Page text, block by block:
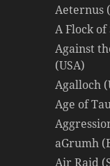
Aeternus
A Flock of
Against
(USA)
Agalloch
Age of
aGrumh
Air Raid